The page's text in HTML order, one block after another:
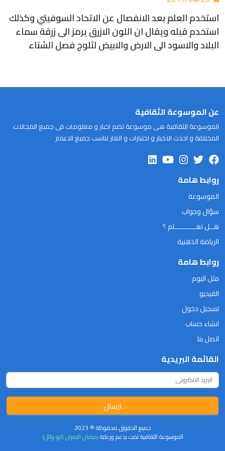
استخدم العلم بعد الانفصال عن الاتحاد السوفيتي وكذلك
استخدم قبله ويقال ان اللون الازرق يرمز الى زرقة سماء
البلاد والاسود الى الارض والابيض لثلوج فصل الشتاء
عن الموسوعة الثقافية
الموسوعة الثقافية هى موسوعة تضم اخبار و معلومات فى جميع المجالات
المختلفة و احدث الاخبار و اختبارات و الغاز تناسب جميع الاعمار
روابط هامة
الموسوعة
سؤال وجواب
هــل تعـــــــــــلم ؟
الرياضة الذهنية
روابط هامة
مثل اليوم
الفيديو
تسجيل دخول
انشاء حساب
اتصل بنا
القائمة البريدية
ارسال
جميع الحقوق محفوظة © 2023
الموسوعة الثقافية تمت بدعم ورعايةرمضان النمران (ابو وائل)